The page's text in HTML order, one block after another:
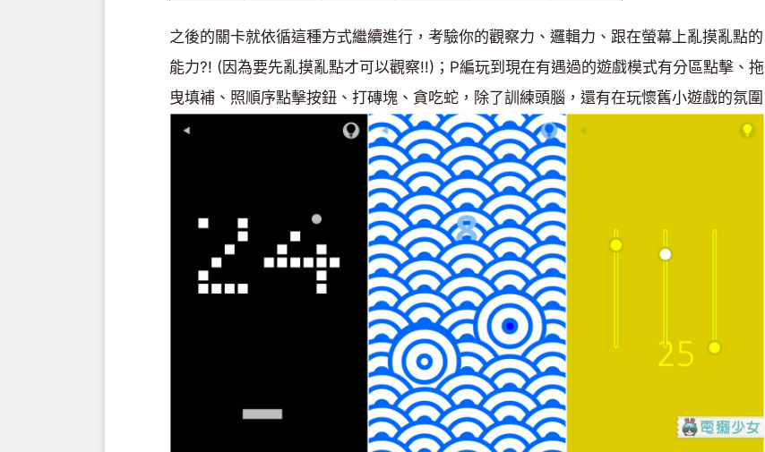
之後的關卡就依循這種方式繼續進行，考驗你的觀察力、邏輯力、跟在螢幕上亂摸亂點的
能力?! (因為要先亂摸亂點才可以觀察!!)；P編玩到現在有遇過的遊戲模式有分區點擊、拖
曳填補、照順序點擊按鈕、打磚塊、貪吃蛇，除了訓練頭腦，還有在玩懷舊小遊戲的氛圍